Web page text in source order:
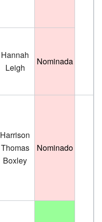
Hannah
Leigh
Nominada
Harrison
Thomas
Boxley
Nominado